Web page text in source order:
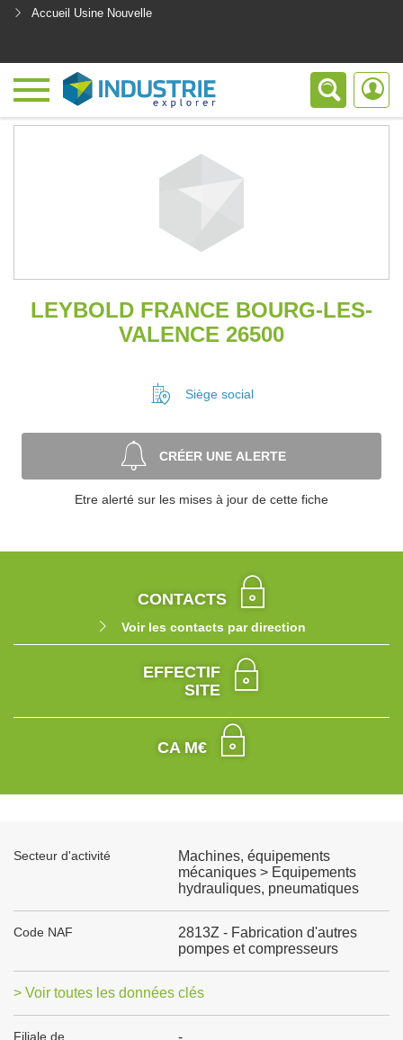
Accueil Usine Nouvelle
LEYBOLD FRANCE BOURG-LES-
VALENCE 26500
Siège social
CRÉER UNE ALERTE
Etre alerté sur les mises à jour de cette fiche
CONTACTS
Voir les contacts par direction
EFFECTIF
SITE
CA M€
Secteur d'activité
Machines, équipements
mécaniques > Equipements
hydrauliques, pneumatiques
Code NAF
2813Z - Fabrication d'autres
pompes et compresseurs
> Voir toutes les données clés
Filiale de -